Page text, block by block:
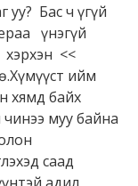
уу? Бас ч үгүй
үнэгүй
<<
ийм
хямд байх
муу байна
саад